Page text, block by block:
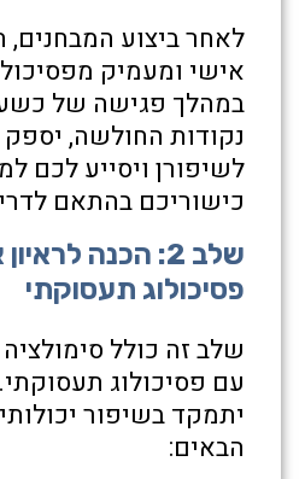
לאחר ביצוע
אישי ומעמיק
במהלך פגישה של
נקודות החולשה,
לשיפורן ויסייע לכם
כישוריכם בהתאם
שלב 2: הכנה
פסיכולוג תעסוקתי
שלב זה כולל
עם פסיכולוג
יתמקד בשיפור
הבאים: